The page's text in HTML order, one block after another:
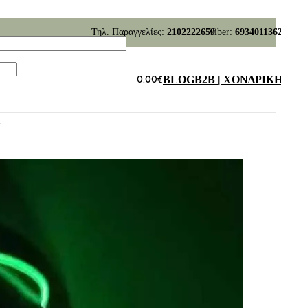
Τηλ. Παραγγελίες: 2102222659Viber:
0.00€BLOGB2B |